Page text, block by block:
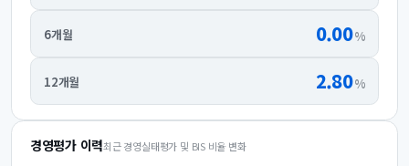
6개월 0.00%
12개월 2.80%
경영평가 이력최근 경영실태평가 및 BIS 비율 변화